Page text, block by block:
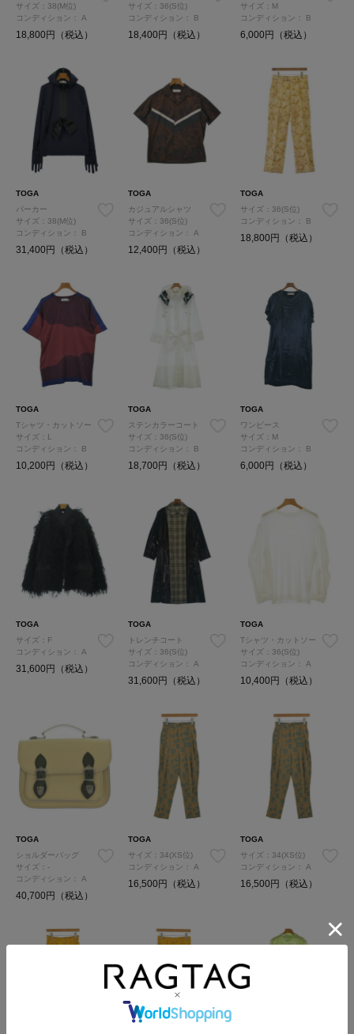
サイズ：38(M位)
コンディション： A
18,800円（税込）
サイズ：36(S位)
コンディション：
B
18,400円（税込）
サイズ：M
コンディション：
B
6,000円（税込）
TOGA
パーカー
サイズ：38(M位)
コンディション： B
31,400円（税込）
TOGA
カジュアルシャツ
サイズ：36(S位)
コンディション： A
12,400円（税込）
TOGA
サイズ：36(S位)
コンディション：
B
18,800円（税込）
TOGA
Tシャツ・カットソー
サイズ：L
コンディション： B
10,200円（税込）
TOGA
ステンカラーコート
サイズ：36(S位)
コンディション：
B
18,700円（税込）
TOGA
ワンピース
サイズ：M
コンディション：
B
6,000円（税込）
TOGA
サイズ：F
コンディション： A
31,600円（税込）
TOGA
トレンチコート
サイズ：36(S位)
コンディション：
A
31,600円（税込）
TOGA
Tシャツ・カットソー
サイズ：36(S位)
コンディション：
A
10,400円（税込）
TOGA
ショルダーバッグ
サイズ：-
コンディション： A
40,700円（税込）
TOGA
サイズ：34(XS位)
コンディション：
A
16,500円（税込）
TOGA
サイズ：34(XS位)
コンディション：
A
16,500円（税込）